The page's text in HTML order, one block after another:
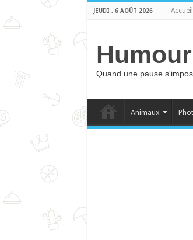
JEUDI , 6 AOÛT 2026 Accueil
Quand une pause
Animaux